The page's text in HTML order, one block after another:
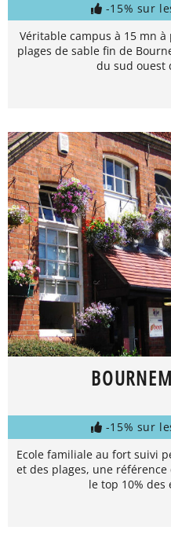
-15% sur
Véritable campus à 15 mn
plages de sable fin de
du sud ouest
-15% sur
Ecole familiale au fort suivi
et des plages, une
le top 10% des